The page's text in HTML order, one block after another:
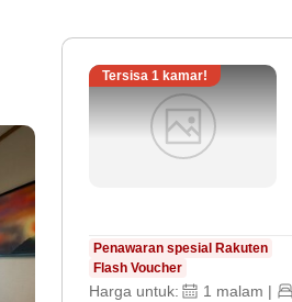
Tersisa 1 kamar!
Penawaran spesial Rakuten
Flash Voucher
Harga untuk: 1 malam |